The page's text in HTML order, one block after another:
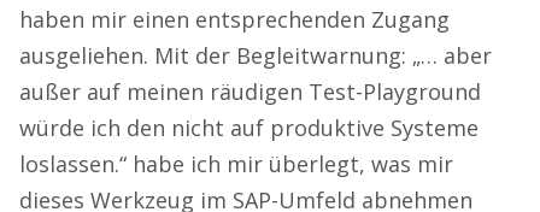
haben mir einen entsprechenden Zugang
ausgeliehen. Mit der Begleitwarnung: „… aber
außer auf meinen räudigen Test-Playground
würde ich den nicht auf produktive Systeme
loslassen.“ habe ich mir überlegt, was mir
dieses Werkzeug im SAP-Umfeld abnehmen